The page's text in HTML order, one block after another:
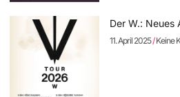
Der W.: Neues
11. April 2025 Keine